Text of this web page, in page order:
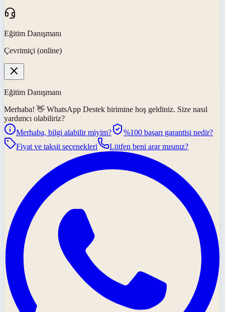
Eğitim Danışmanı
Çevrimiçi (online)
Eğitim Danışmanı
Merhaba! 👋 WhatsApp Destek birimine hoş geldiniz. Size nasıl
yardımcı olabiliriz?
Merhaba, bilgi alabilir miyim?
%100 başarı garantisi nedir?
Fiyat ve taksit seçenekleri
Lütfen beni arar mısınız?